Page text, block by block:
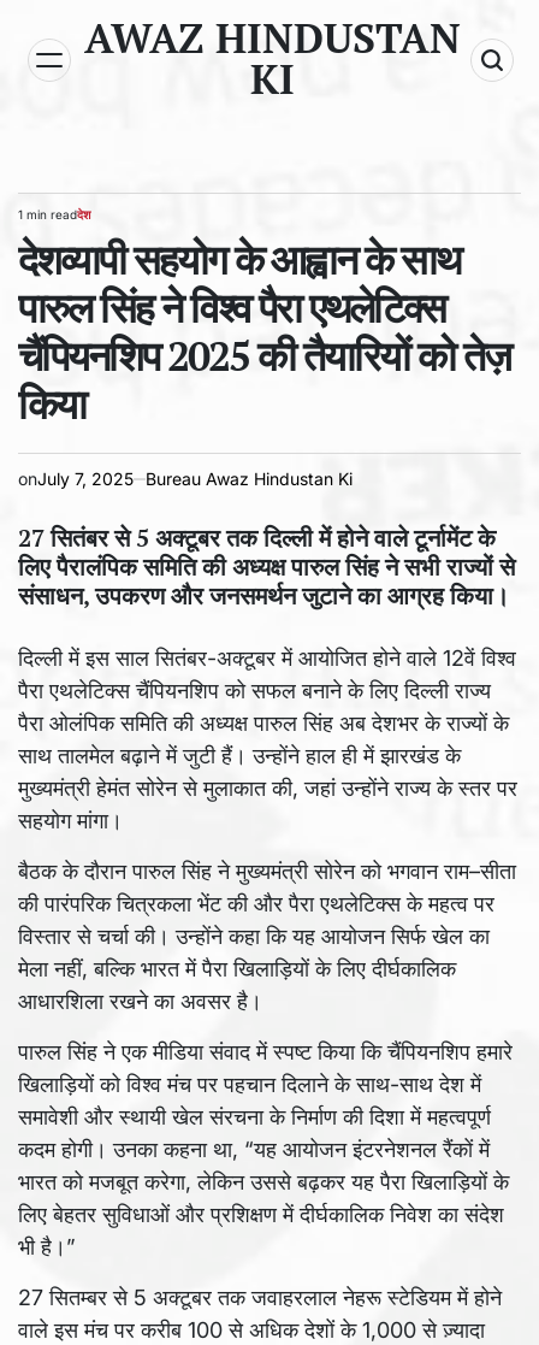
content
AWAZ HINDUSTAN
KI
Estimated
read
time
1 min readPOSTED
देश
देशव्यापी सहयोग के आह्वान के साथ
पारुल सिंह ने विश्व पैरा एथलेटिक्स
चैंपियनशिप 2025 की तैयारियों को तेज़
किया
onJuly 7, 2025 Bureau Awaz Hindustan Ki
27 सितंबर से 5 अक्टूबर तक दिल्ली में होने वाले टूर्नामेंट के
लिए पैरालंपिक समिति की अध्यक्ष पारुल सिंह ने सभी राज्यों से
संसाधन, उपकरण और जनसमर्थन जुटाने का आग्रह किया।
दिल्ली में इस साल सितंबर-अक्टूबर में आयोजित होने वाले 12वें विश्व
पैरा एथलेटिक्स चैंपियनशिप को सफल बनाने के लिए दिल्ली राज्य
पैरा ओलंपिक समिति की अध्यक्ष पारुल सिंह अब देशभर के राज्यों के
साथ तालमेल बढ़ाने में जुटी हैं। उन्होंने हाल ही में झारखंड के
मुख्यमंत्री हेमंत सोरेन से मुलाकात की, जहां उन्होंने राज्य के स्तर पर
सहयोग मांगा।
बैठक के दौरान पारुल सिंह ने मुख्यमंत्री सोरेन को भगवान राम–सीता
की पारंपरिक चित्रकला भेंट की और पैरा एथलेटिक्स के महत्व पर
विस्तार से चर्चा की। उन्होंने कहा कि यह आयोजन सिर्फ खेल का
मेला नहीं, बल्कि भारत में पैरा खिलाड़ियों के लिए दीर्घकालिक
आधारशिला रखने का अवसर है।
पारुल सिंह ने एक मीडिया संवाद में स्पष्ट किया कि चैंपियनशिप हमारे
खिलाड़ियों को विश्व मंच पर पहचान दिलाने के साथ-साथ देश में
समावेशी और स्थायी खेल संरचना के निर्माण की दिशा में महत्वपूर्ण
कदम होगी। उनका कहना था, “यह आयोजन इंटरनेशनल रैंकों में
भारत को मजबूत करेगा, लेकिन उससे बढ़कर यह पैरा खिलाड़ियों के
लिए बेहतर सुविधाओं और प्रशिक्षण में दीर्घकालिक निवेश का संदेश
भी है।”
27 सितम्बर से 5 अक्टूबर तक जवाहरलाल नेहरू स्टेडियम में होने
वाले इस मंच पर करीब 100 से अधिक देशों के 1,000 से ज़्यादा